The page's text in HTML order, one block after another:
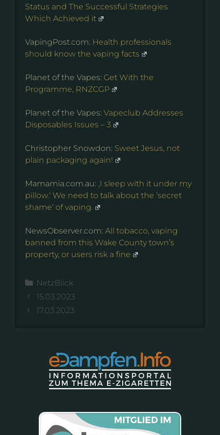
Status and The Successful Strategies
Which Achieved it
VapingPost.com: Health professionals
should know the vaping facts
Planet of the Vapes: Get With the
Programme, RNZCGP
Planet of the Vapes: Vapeclub Addresses
Disposables Issues – 3
Christopher Snowdon: Sweet Jesus, not
plain packaging again!
Mamamia.com.au: ‚I sleep with it under my
pillow.‘ We need to talk about the ’secret
shame‘ of vaping.
NewsObserver.com: All tobacco, vaping
banned from this Wake County town’s
property, or users risk a fine
Kategorien
NetzBlick
15.03.2023
17.03.2023